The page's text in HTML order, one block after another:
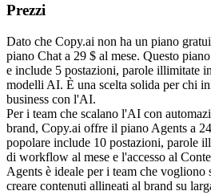
Prezzi
Dato che Copy.ai non ha un piano
piano Chat a 29 $ al mese. Questo
e include 5 postazioni, parole illimitate
modelli AI. È una scelta solida per chi
business con l'AI.
Per i team che scalano l'AI con
brand, Copy.ai offre il piano Agents a
popolare include 10 postazioni, parole
di workflow al mese e l'accesso al
Agents è ideale per i team che
creare contenuti allineati al brand su